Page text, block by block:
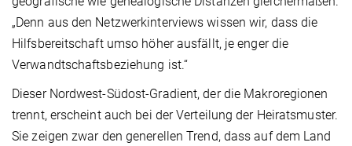
„Denn aus den Netzwerkinterviews wissen wir, dass die
Hilfsbereitschaft umso höher ausfällt, je enger die
Verwandtschaftsbeziehung ist.“
Dieser Nordwest-Südost-Gradient, der die Makroregionen
trennt, erscheint auch bei der Verteilung der Heiratsmuster.
Sie zeigen zwar den generellen Trend, dass auf dem Land